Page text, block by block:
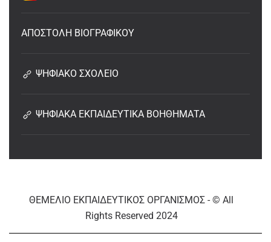
ΑΠΟΣΤΟΛΗ ΒΙΟΓΡΑΦΙΚΟΥ
ΨΗΦΙΑΚΟ ΣΧΟΛΕΙΟ
ΨΗΦΙΑΚΑ ΕΚΠΑΙΔΕΥΤΙΚΑ ΒΟΗΘΗΜΑΤΑ
ΘΕΜΕΛΙΟ ΕΚΠΑΙΔΕΥΤΙΚΟΣ ΟΡΓΑΝΙΣΜΟΣ - © All
Rights Reserved 2024